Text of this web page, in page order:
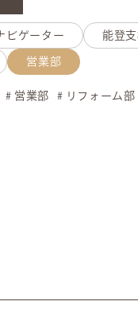
ビゲーター 能登
営業部
営業部 リフォーム部